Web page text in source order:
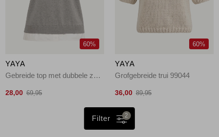
60%
YAYA
Gebreide top met dubbele zoom 990472
28,00 69,95
60%
YAYA
Grofgebreide trui 99044
36,00 89,95
2
Filter